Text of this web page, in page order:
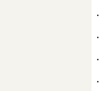
·
·
·
·